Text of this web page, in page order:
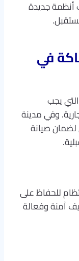
أنظمة جديدة
في
يجب
وفي مدينة
صيانة
للحفاظ على
آمنة وفعالة